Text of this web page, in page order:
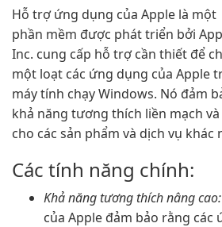
Hỗ trợ ứng dụng của Apple là một
phần mềm được phát triển bởi
Inc. cung cấp hỗ trợ cần thiết để
một loạt các ứng dụng của Apple
máy tính chạy Windows. Nó đảm
khả năng tương thích liền mạch
cho các sản phẩm và dịch vụ khác
Các tính năng chính:
Khả năng tương thích nâng cao:
của Apple đảm bảo rằng các